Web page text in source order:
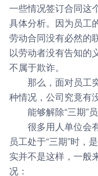
一些情况签订合同这
具体分析。因为员工
劳动合同没有必然的
以劳动者没有告知的
不属于欺诈。
那么，面对员工
种情况，公司究竟有
能够解除“三期”
很多用人单位会
员工处于“三期”时，
实并不是这样，一般
况：